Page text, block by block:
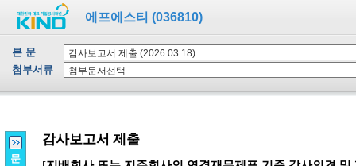
에프에스티 (036810)
본 문
첨부서류
문